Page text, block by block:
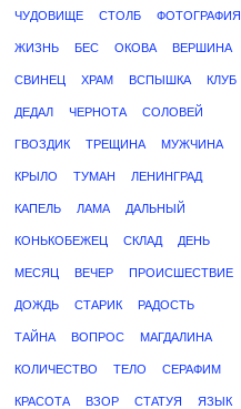
ЧУДОВИЩЕ СТОЛБ ФОТОГРАФИЯ
ЖИЗНЬ БЕС ОКОВА ВЕРШИНА
СВИНЕЦ ХРАМ ВСПЫШКА КЛУБ
ДЕДАЛ ЧЕРНОТА СОЛОВЕЙ
ГВОЗДИК ТРЕЩИНА МУЖЧИНА
КРЫЛО ТУМАН ЛЕНИНГРАД
КАПЕЛЬ ЛАМА ДАЛЬНЫЙ
КОНЬКОБЕЖЕЦ СКЛАД ДЕНЬ
МЕСЯЦ ВЕЧЕР ПРОИСШЕСТВИЕ
ДОЖДЬ СТАРИК РАДОСТЬ
ТАЙНА ВОПРОС МАГДАЛИНА
КОЛИЧЕСТВО ТЕЛО СЕРАФИМ
КРАСОТА ВЗОР СТАТУЯ ЯЗЫК